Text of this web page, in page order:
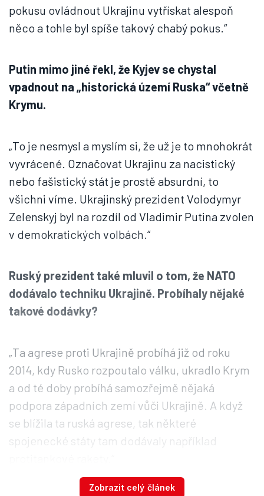
pokusu ovládnout Ukrajinu vytřískat alespoň
něco a tohle byl spíše takový chabý pokus.“
Putin mimo jiné řekl, že Kyjev se chystal
vpadnout na „historická území Ruska“ včetně
Krymu.
„To je nesmysl a myslím si, že už je to mnohokrát
vyvrácené. Označovat Ukrajinu za nacistický
nebo fašistický stát je prostě absurdní, to
všichni víme. Ukrajinský prezident Volodymyr
Zelenskyj byl na rozdíl od Vladimir Putina zvolen
v demokratických volbách.“
Ruský prezident také mluvil o tom, že NATO
dodávalo techniku Ukrajině. Probíhaly nějaké
takové dodávky?
„Ta agrese proti Ukrajině probíhá již od roku
2014, kdy Rusko rozpoutalo válku, ukradlo Krym
a od té doby probíhá samozřejmě nějaká
podpora západních zemí vůči Ukrajině. A když
se blížila ta ruská agrese, tak některé
spojenecké státy tam dodávaly například
Zobrazit celý článek